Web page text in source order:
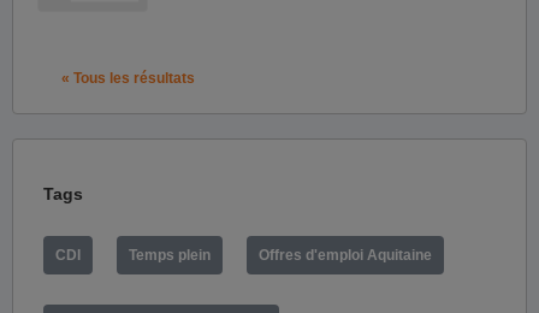
« Tous les résultats
Tags
CDI Temps plein Offres d'emploi Aquitaine